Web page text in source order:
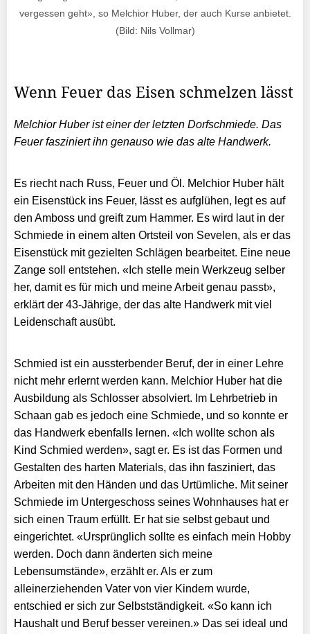
vergessen geht», so Melchior Huber, der auch Kurse anbietet.
(Bild: Nils Vollmar)
Wenn Feuer das Eisen schmelzen lässt
Melchior Huber ist einer der letzten Dorfschmiede. Das
Feuer fasziniert ihn genauso wie das alte Handwerk.
Es riecht nach Russ, Feuer und Öl. Melchior Huber hält
ein Eisenstück ins Feuer, lässt es aufglühen, legt es auf
den Amboss und greift zum Hammer. Es wird laut in der
Schmiede in einem alten Ortsteil von Sevelen, als er das
Eisenstück mit gezielten Schlägen bearbeitet. Eine neue
Zange soll entstehen. «Ich stelle mein Werkzeug selber
her, damit es für mich und meine Arbeit genau passt»,
erklärt der 43-Jährige, der das alte Handwerk mit viel
Leidenschaft ausübt.
Schmied ist ein aussterbender Beruf, der in einer Lehre
nicht mehr erlernt werden kann. Melchior Huber hat die
Ausbildung als Schlosser absolviert. Im Lehrbetrieb in
Schaan gab es jedoch eine Schmiede, und so konnte er
das Handwerk ebenfalls lernen. «Ich wollte schon als
Kind Schmied werden», sagt er. Es ist das Formen und
Gestalten des harten Materials, das ihn fasziniert, das
Arbeiten mit den Händen und das Urtümliche. Mit seiner
Schmiede im Untergeschoss seines Wohnhauses hat er
sich einen Traum erfüllt. Er hat sie selbst gebaut und
eingerichtet. «Ursprünglich sollte es einfach mein Hobby
werden. Doch dann änderten sich meine
Lebensumstände», erzählt er. Als er zum
alleinerziehenden Vater von vier Kindern wurde,
entschied er sich zur Selbstständigkeit. «So kann ich
Haushalt und Beruf besser vereinen.» Das sei ideal und